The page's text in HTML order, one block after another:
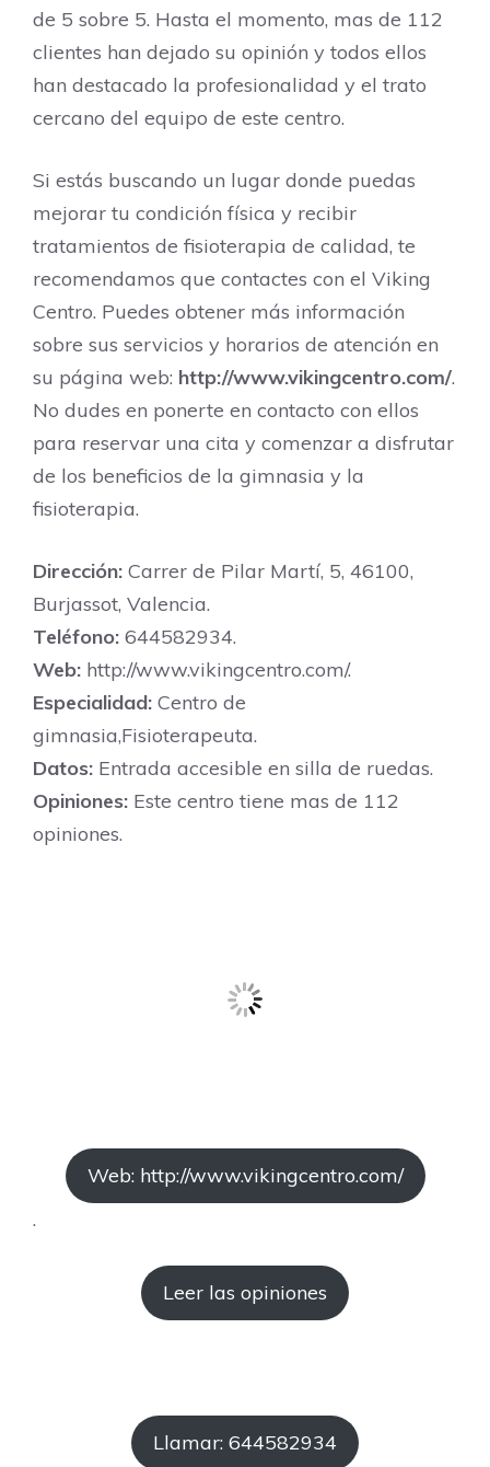
de 5 sobre 5. Hasta el momento, mas de 112
clientes han dejado su opinión y todos ellos
han destacado la profesionalidad y el trato
cercano del equipo de este centro.
Si estás buscando un lugar donde puedas
mejorar tu condición física y recibir
tratamientos de fisioterapia de calidad, te
recomendamos que contactes con el Viking
Centro. Puedes obtener más información
sobre sus servicios y horarios de atención en
su página web: http://www.vikingcentro.com/.
No dudes en ponerte en contacto con ellos
para reservar una cita y comenzar a disfrutar
de los beneficios de la gimnasia y la
fisioterapia.
Dirección: Carrer de Pilar Martí, 5, 46100,
Burjassot, Valencia.
Teléfono: 644582934.
Web: http://www.vikingcentro.com/.
Especialidad: Centro de
gimnasia,Fisioterapeuta.
Datos: Entrada accesible en silla de ruedas.
Opiniones: Este centro tiene mas de 112
opiniones.
Web: http://www.vikingcentro.com/
.
Leer las opiniones
Llamar: 644582934